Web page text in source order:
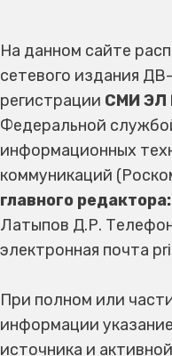
На данном сайте
сетевого издания
регистрации СМИ ЭЛ
Федеральной
информационных
коммуникаций
главного редактора:
Латыпов Д.Р.
электронная почта
При полном или
информации
источника и